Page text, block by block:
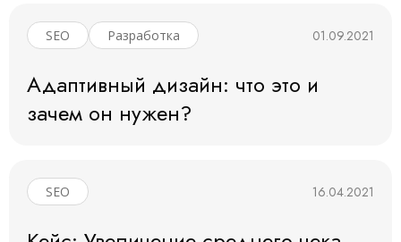
SEO Разработка 01.09.2021
Адаптивный дизайн: что это и
зачем он нужен?
SEO 16.04.2021